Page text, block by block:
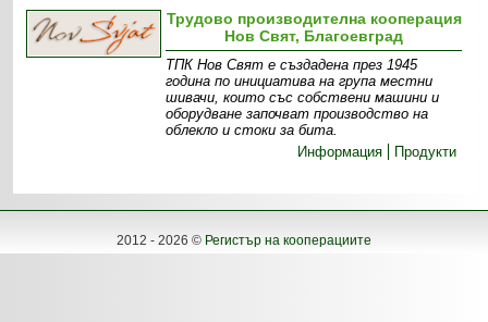
Трудово производителна кооперация
Нов Свят, Благоевград
ТПК Нов Свят е създадена през 1945
година по инициатива на група местни
шивачи, които със собствени машини и
оборудване започват производство на
облекло и стоки за бита.
Информация
Продукти
2012 - 2026 © Регистър на кооперациите